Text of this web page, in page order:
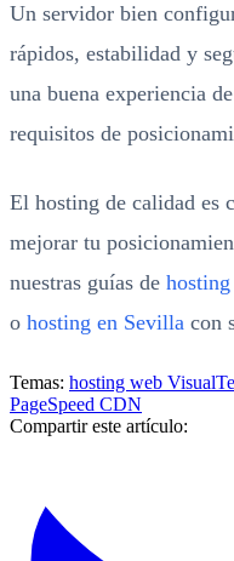
Un servidor bien
rápidos, estabilidad y
una buena experiencia
requisitos de
El hosting de calidad es
mejorar tu
nuestras guías de
o hosting en Sevilla con
Temas: hosting web
PageSpeed CDN
Compartir este artículo: